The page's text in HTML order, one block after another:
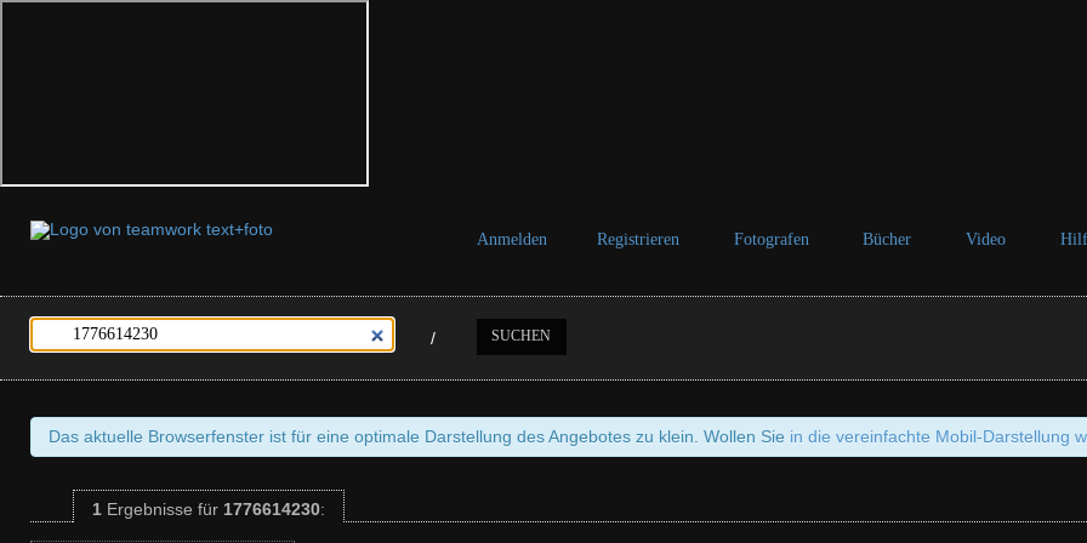
Anmelden Registrieren Fotografen Bücher Video
/ SUCHEN
Das aktuelle Browserfenster ist für eine optimale Darstellung des Angebotes zu klein. Wollen Sie in die vereinfachte Mobil-Darstellung
1 Ergebnisse für 1776614230: